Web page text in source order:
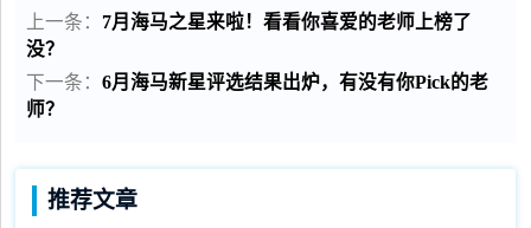
上一条： 7月海马之星来啦！看看你喜爱的老师上榜了
没？
下一条：6月海马新星评选结果出炉，有没有你Pick的老
师？
推荐文章